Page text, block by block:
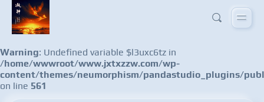
Warning: Undefined variable $l3uxc6tz in
/home/wwwroot/www.jxtxzzw.com/wp-
content/themes/neumorphism/pandastudio_plugins/
on line 561